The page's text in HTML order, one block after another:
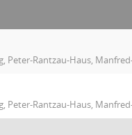
Peter-Rantzau-Haus,
Peter-Rantzau-Haus,